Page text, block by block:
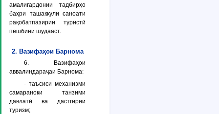
амалигардонии тадбирҳо
баҳри ташаккули саноати
рақобатпазирии туристӣ
пешбинӣ шудааст.
2. Вазифаҳои Барнома
6. Вазифаҳои
аввалиндараҷаи Барнома:
- таъсиси механизми
самараноки танзими
давлатӣ ва дастгирии
туризм;